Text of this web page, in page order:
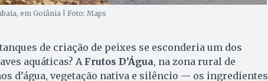
em Goiânia | Foto: Maps
de criação de peixes se esconderia um dos
aquáticas? A Frutos D’Água, na zona rural de
d’água, vegetação nativa e silêncio — os ingredientes